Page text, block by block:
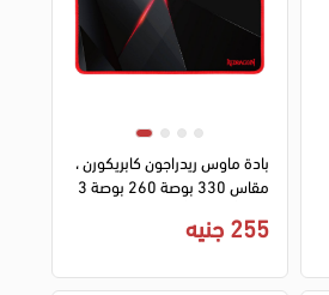
بادة ماوس ريدراجون كابريكورن ،
مقاس 330 بوصة 260 بوصة 3
P012
255 جنيه